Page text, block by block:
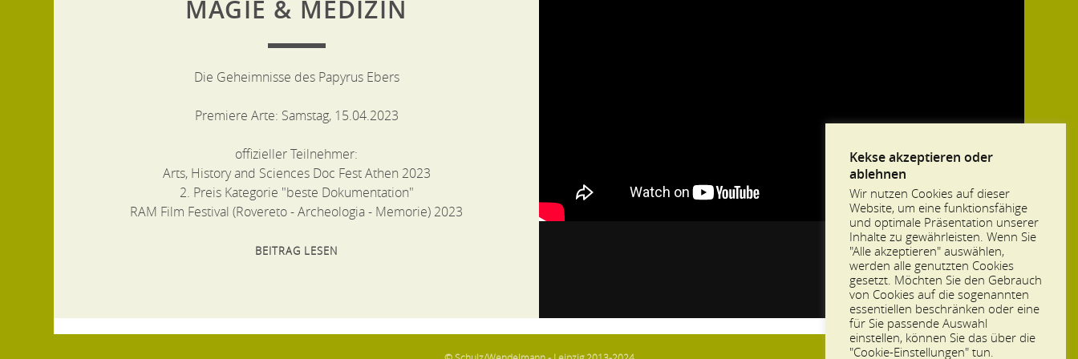
MAGIE & MEDIZIN
Die Geheimnisse des Papyrus Ebers
Premiere Arte: Samstag, 15.04.2023
offizieller Teilnehmer:
Arts, History and Sciences Doc Fest Athen 2023
2. Preis Kategorie "beste Dokumentation"
RAM Film Festival (Rovereto - Archeologia - Memorie) 2023
BEITRAG LESEN
Kekse akzeptieren oder
ablehnen
Wir nutzen Cookies auf dieser
Website, um eine funktionsfähige
und optimale Präsentation unserer
Inhalte zu gewährleisten. Wenn Sie
"Alle akzeptieren" auswählen,
werden alle genutzten Cookies
gesetzt. Möchten Sie den Gebrauch
von Cookies auf die sogenannten
essentiellen beschränken oder eine
für Sie passende Auswahl
einstellen, können Sie das über die
"Cookie-Einstellungen" tun.